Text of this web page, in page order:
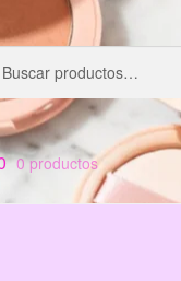
0 productos